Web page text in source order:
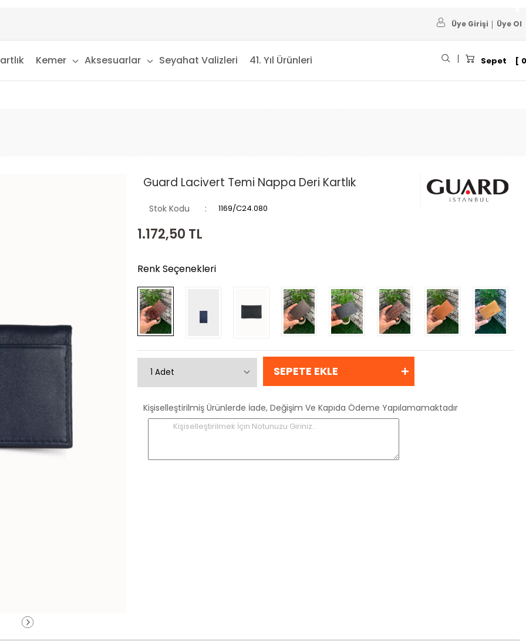
Üye Girişi Üye Ol
Kemer Aksesuarlar Seyahat Valizleri 41. Yıl Ürünleri Sepet 0
Guard Lacivert Temi Nappa Deri Kartlık
Stok Kodu 1169/C24.080
1.172,50 TL
Renk Seçenekleri
SEPETE EKLE
Kişiselleştirilmiş Ürünlerde İade, Değişim Ve Kapıda Ödeme Yapılamamaktadır
Kişiselleştirilmek İçin Notunuzu Giriniz..